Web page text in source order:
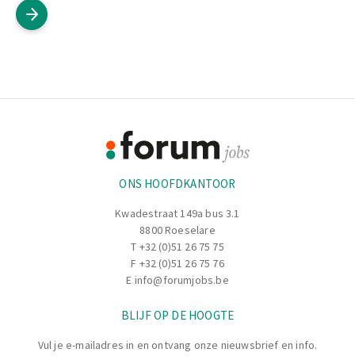
ONS HOOFDKANTOOR
Kwadestraat 149a bus 3.1
8800 Roeselare
T +32 (0)51 26 75 75
F +32 (0)51 26 75 76
E info@forumjobs.be
BLIJF OP DE HOOGTE
Vul je e-mailadres in en ontvang onze nieuwsbrief en info.